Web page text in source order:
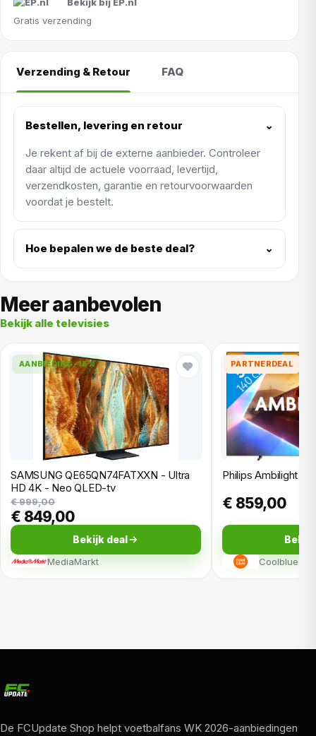
Gratis verzending
Verzending & Retour FAQ
Bestellen, levering en retour ⌄
Je rekent af bij de externe aanbieder. Controleer
daar altijd de actuele voorraad, levertijd,
verzendkosten, garantie en retourvoorwaarden
voordat je bestelt.
Hoe bepalen we de beste deal? ⌄
Meer aanbevolen
Bekijk alle televisies
AANBIEDING-15%
SAMSUNG QE65QN74FATXXN - Ultra
HD 4K - Neo QLED-tv
€ 999,00
€ 849,00
Bekijk deal
MediaMarkt
PARTNERDEAL
Philips Ambilight
€ 859,00
Coolblue
De FCUpdate Shop helpt voetbalfans WK 2026-aanbiedingen